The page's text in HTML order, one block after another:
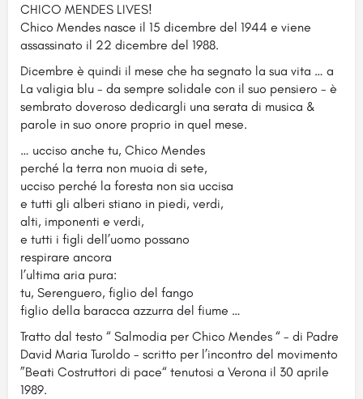
CHICO MENDES LIVES!
Chico Mendes nasce il 15 dicembre del 1944 e viene
assassinato il 22 dicembre del 1988.
Dicembre è quindi il mese che ha segnato la sua vita … a
La valigia blu - da sempre solidale con il suo pensiero - è
sembrato doveroso dedicargli una serata di musica &
parole in suo onore proprio in quel mese.
… ucciso anche tu, Chico Mendes
perché la terra non muoia di sete,
ucciso perché la foresta non sia uccisa
e tutti gli alberi stiano in piedi, verdi,
alti, imponenti e verdi,
e tutti i figli dell’uomo possano
respirare ancora
l’ultima aria pura:
tu, Serenguero, figlio del fango
figlio della baracca azzurra del fiume …
Tratto dal testo “ Salmodia per Chico Mendes “ - di Padre
David Maria Turoldo - scritto per l’incontro del movimento
”Beati Costruttori di pace“ tenutosi a Verona il 30 aprile
1989.